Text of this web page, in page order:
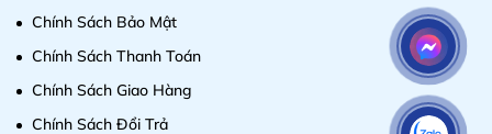
Chính Sách Bảo Mật
Chính Sách Thanh Toán
Chính Sách Giao Hàng
Chính Sách Đổi Trả